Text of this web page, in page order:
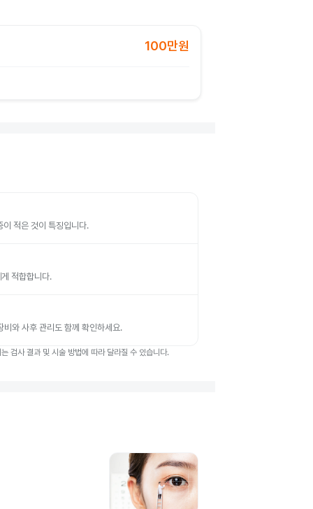
100만원
이 적은 것이 특징입니다.
적합합니다.
와 사후 관리도 함께 확인하세요.
검사 결과 및 시술 방법에 따라 달라질 수 있습니다.